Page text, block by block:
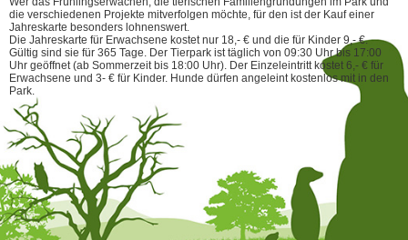
die verschiedenen Projekte mitverfolgen möchte, für den ist der Kauf einer
Jahreskarte besonders lohnenswert.
Die Jahreskarte für Erwachsene kostet nur 18,- € und die für Kinder 9,- €.
Gültig sind sie für 365 Tage. Der Tierpark ist täglich von 09:30 Uhr bis 17:00
Uhr geöffnet (ab Sommerzeit bis 18:00 Uhr). Der Einzeleintritt kostet 6,- € für
Erwachsene und 3- € für Kinder. Hunde dürfen angeleint kostenlos mit in den
Park.